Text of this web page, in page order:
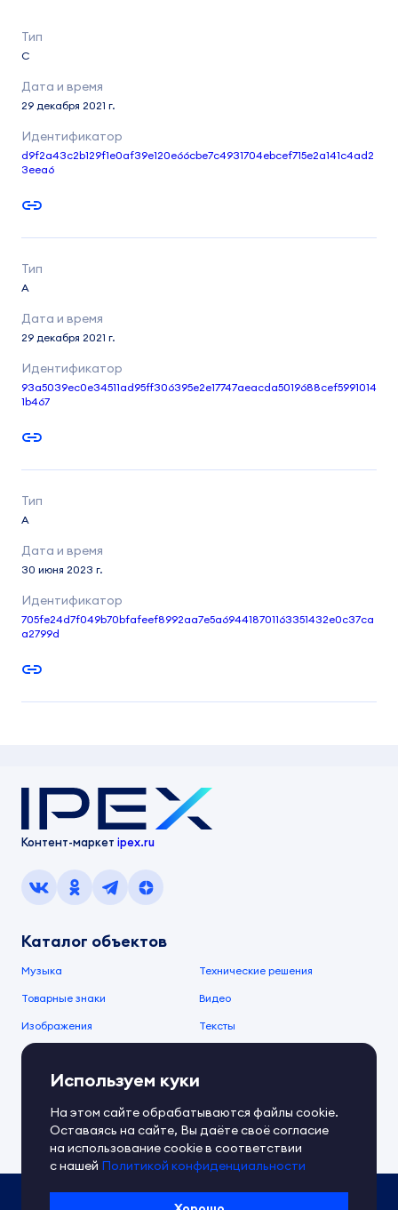
C
29 декабря 2021 г.
d9f2a43c2b129f1e0af39e120e66cbe7c4931704ebcef715e2a141c4ad2
3eea6
A
29 декабря 2021 г.
93a5039ec0e34511ad95ff306395e2e17747aeacda5019688cef5991014
1b467
A
30 июня 2023 г.
705fe24d7f049b70bfafeef8992aa7e5a694418701163351432e0c37ca
a2799d
Контент-маркет ipex.ru
Каталог объектов
Музыка Технические решения
Товарные знаки Видео
Изображения Тексты
О компании
О сервисе
Документы IPEX Справочный центр
Контакты Обратная связь
Политика IPEX по обработке ПД
Используем куки
На этом сайте обрабатываются файлы cookie.
Оставаясь на сайте, Вы даёте своё согласие
на использование cookie в соответствии
с нашей Политикой конфиденциальности